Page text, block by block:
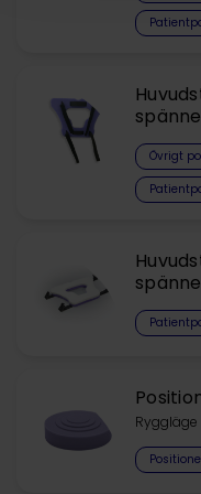
Övrigt
Ryggläge